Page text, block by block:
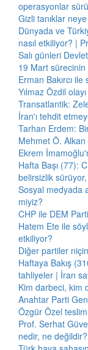
operasyonlar
Gizli tanıklar
Dünyada ve
nasıl etkiliyor? |
Salı günleri
19 Mart sürecinin
Erman Bakırcı ile
Yılmaz Özdil
Transatlantik:
İran'ı tehdit
Tarhan Erdem:
Mehmet Ö.
Ekrem
Hafta Başı (77):
belirsizlik
Sosyal medyada
miyiz?
CHP ile DEM
Hatem Ete ile
etkiliyor?
Diğer partiler
Haftaya Bakış
tahliyeler | İran
Kim darbeci, kim
Anahtar Parti
Özgür Özel
Prof. Serhat
nedir, ne değildir?